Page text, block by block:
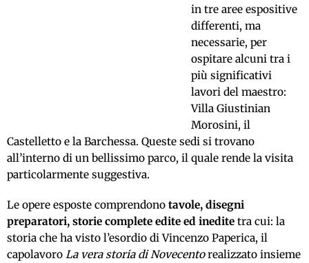
in tre aree espositive
differenti, ma
necessarie, per
ospitare alcuni tra i
più significativi
lavori del maestro:
Villa Giustinian
Morosini, il
Castelletto e la Barchessa. Queste sedi si trovano
all’interno di un bellissimo parco, il quale rende la visita
particolarmente suggestiva.
Le opere esposte comprendono tavole, disegni
preparatori, storie complete edite ed inedite tra cui: la
storia che ha visto l’esordio di Vincenzo Paperica, il
capolavoro La vera storia di Novecentorealizzato insieme